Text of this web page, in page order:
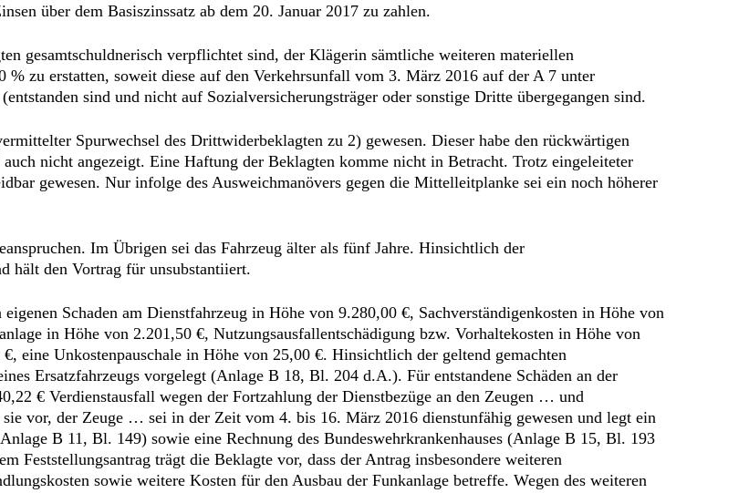
über dem Basiszinssatz ab dem 20. Januar 2017 zu zahlen.
gesamtschuldnerisch verpflichtet sind, der Klägerin sämtliche weiteren materiellen
% zu erstatten, soweit diese auf den Verkehrsunfall vom 3. März 2016 auf der A 7 unter
sind und nicht auf Sozialversicherungsträger oder sonstige Dritte übergegangen sind.
Spurwechsel des Drittwiderbeklagten zu 2) gewesen. Dieser habe den rückwärtigen
nicht angezeigt. Eine Haftung der Beklagten komme nicht in Betracht. Trotz eingeleiteter
gewesen. Nur infolge des Ausweichmanövers gegen die Mittelleitplanke sei ein noch höherer
Im Übrigen sei das Fahrzeug älter als fünf Jahre. Hinsichtlich der
hält den Vortrag für unsubstantiiert.
Schaden am Dienstfahrzeug in Höhe von 9.280,00 €, Sachverständigenkosten in Höhe von
in Höhe von 2.201,50 €, Nutzungsausfallentschädigung bzw. Vorhaltekosten in Höhe von
eine Unkostenpauschale in Höhe von 25,00 €. Hinsichtlich der geltend gemachten
Ersatzfahrzeugs vorgelegt (Anlage B 18, Bl. 204 d.A.). Für entstandene Schäden an der
€ Verdienstausfall wegen der Fortzahlung der Dienstbezüge an den Zeugen … und
vor, der Zeuge … sei in der Zeit vom 4. bis 16. März 2016 dienstunfähig gewesen und legt ein
B 11, Bl. 149) sowie eine Rechnung des Bundeswehrkrankenhauses (Anlage B 15, Bl. 193
Feststellungsantrag trägt die Beklagte vor, dass der Antrag insbesondere weiteren
sowie weitere Kosten für den Ausbau der Funkanlage betreffe. Wegen des weiteren